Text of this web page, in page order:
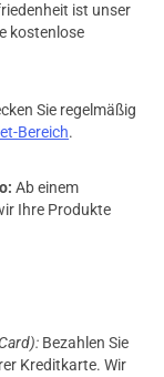
ist unser
kostenlose
Sie regelmäßig
Bereich.
Ab einem
Ihre Produkte
Bezahlen Sie
Kreditkarte. Wir